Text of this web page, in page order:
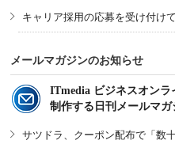
キャリア採用の応募を受け付け
メールマガジンのお知らせ
ITmedia ビジネスオンラ
制作する日刊メールマガ
サツドラ、クーポン配布で「数